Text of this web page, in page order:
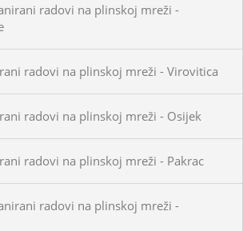
radovi na plinskoj mreži -
radovi na plinskoj mreži - Virovitica
radovi na plinskoj mreži - Osijek
radovi na plinskoj mreži - Pakrac
radovi na plinskoj mreži -